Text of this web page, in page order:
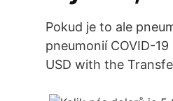
Pokud je to ale
pneumonií COVID-
USD with the